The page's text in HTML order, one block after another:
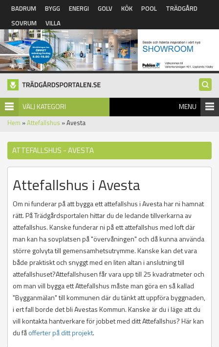
Hoppa till huvudinnehåll
BADRUM BYGG ENERGI GOLV KÖK POOL
TRÄDGÅRD
SOVRUM
VILLA
VÄLJ KATEGORI MENU
Hem »Attefallshus » Avesta
ATTEFALLSHUS - AVESTA
Attefallshus i Avesta
Om ni funderar på att bygga ett attefallshus i Avesta har ni hamnat
rätt. På Trädgårdsportalen hittar du de ledande tillverkarna av
attefallshus. Kanske funderar ni på ett attefallshus med loft där
man kan ha sovplatsen på "övervåningen" och då kunna använda
större golvyta till gemensamhetsutrymme. Kanske kan det vara
både praktiskt och snyggt med en liten altan i anslutning till
attefallshuset?Attefallshusen får vara upp till 25 kvadratmeter och
om man vill bygga ett Attefallshus måste man göra en så kallad
"Bygganmälan" till kommunen där du tänkt att uppföra byggnaden,
i ert fall borde det bli Avestas Kommun. Kanske är du i läge att du
vill kontakta hantverkare för jobbet med ditt Attefallshus? Här kan
du fåofferter på ditt projekt.